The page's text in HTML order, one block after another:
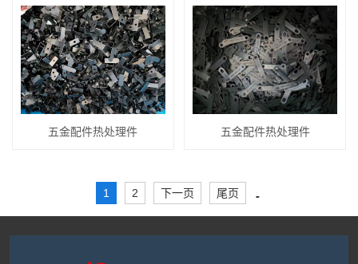
五金配件热处理件 五金配件热处理件
1 2 下一页 尾页